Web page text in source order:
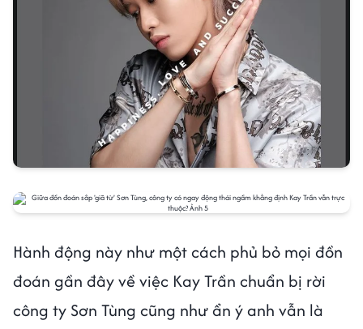
Hành động này như một cách phủ bỏ mọi đồn
đoán gần đây về việc Kay Trần chuẩn bị rời
công ty Sơn Tùng cũng như ẩn ý anh vẫn là